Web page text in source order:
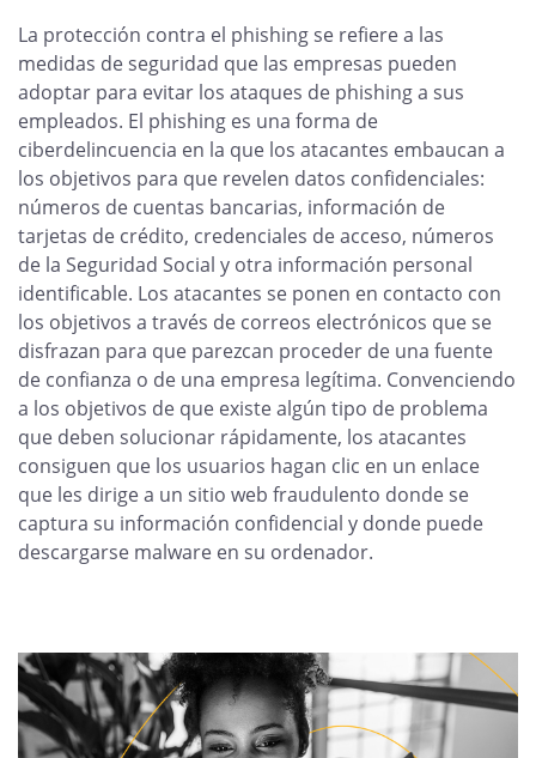
La protección contra el phishing se refiere a las
medidas de seguridad que las empresas pueden
adoptar para evitar los ataques de phishing a sus
empleados. El phishing es una forma de
ciberdelincuencia en la que los atacantes embaucan a
los objetivos para que revelen datos confidenciales:
números de cuentas bancarias, información de
tarjetas de crédito, credenciales de acceso, números
de la Seguridad Social y otra información personal
identificable. Los atacantes se ponen en contacto con
los objetivos a través de correos electrónicos que se
disfrazan para que parezcan proceder de una fuente
de confianza o de una empresa legítima. Convenciendo
a los objetivos de que existe algún tipo de problema
que deben solucionar rápidamente, los atacantes
consiguen que los usuarios hagan clic en un enlace
que les dirige a un sitio web fraudulento donde se
captura su información confidencial y donde puede
descargarse malware en su ordenador.